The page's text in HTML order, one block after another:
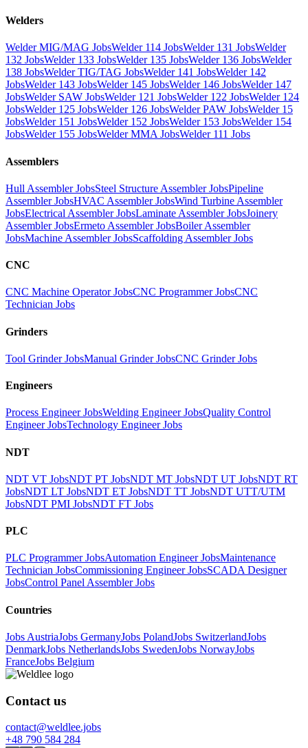
Welders
Welder MIG/MAG JobsWelder 114 JobsWelder 131 JobsWelder
132 JobsWelder 133 JobsWelder 135 JobsWelder 136 JobsWelder
138 JobsWelder TIG/TAG JobsWelder 141 JobsWelder 142
JobsWelder 143 JobsWelder 145 JobsWelder 146 JobsWelder 147
JobsWelder SAW JobsWelder 121 JobsWelder 122 JobsWelder 124
JobsWelder 125 JobsWelder 126 JobsWelder PAW JobsWelder 15
JobsWelder 151 JobsWelder 152 JobsWelder 153 JobsWelder 154
JobsWelder 155 JobsWelder MMA JobsWelder 111 Jobs
Assemblers
Hull Assembler JobsSteel Structure Assembler JobsPipeline
Assembler JobsHVAC Assembler JobsWind Turbine Assembler
JobsElectrical Assembler JobsLaminate Assembler JobsJoinery
Assembler JobsErmeto Assembler JobsBoiler Assembler
JobsMachine Assembler JobsScaffolding Assembler Jobs
CNC
CNC Machine Operator JobsCNC Programmer JobsCNC
Technician Jobs
Grinders
Tool Grinder JobsManual Grinder JobsCNC Grinder Jobs
Engineers
Process Engineer JobsWelding Engineer JobsQuality Control
Engineer JobsTechnology Engineer Jobs
NDT
NDT VT JobsNDT PT JobsNDT MT JobsNDT UT JobsNDT RT
JobsNDT LT JobsNDT ET JobsNDT TT JobsNDT UTT/UTM
JobsNDT PMI JobsNDT FT Jobs
PLC
PLC Programmer JobsAutomation Engineer JobsMaintenance
Technician JobsCommissioning Engineer JobsSCADA Designer
JobsControl Panel Assembler Jobs
Countries
Jobs AustriaJobs GermanyJobs PolandJobs SwitzerlandJobs
DenmarkJobs NetherlandsJobs SwedenJobs NorwayJobs
FranceJobs Belgium
Contact us
contact@weldlee.jobs
+48 790 584 284